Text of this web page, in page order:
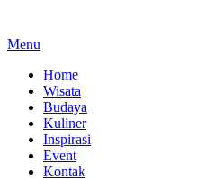
Menu
Home
Wisata
Budaya
Kuliner
Inspirasi
Event
Kontak